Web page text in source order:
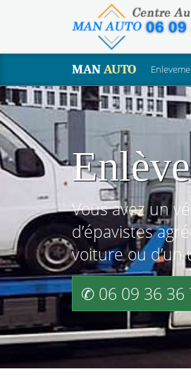
MANAUTO
Vous avez un
d’épavistes
voiture ou
✆ 06 09 36 36